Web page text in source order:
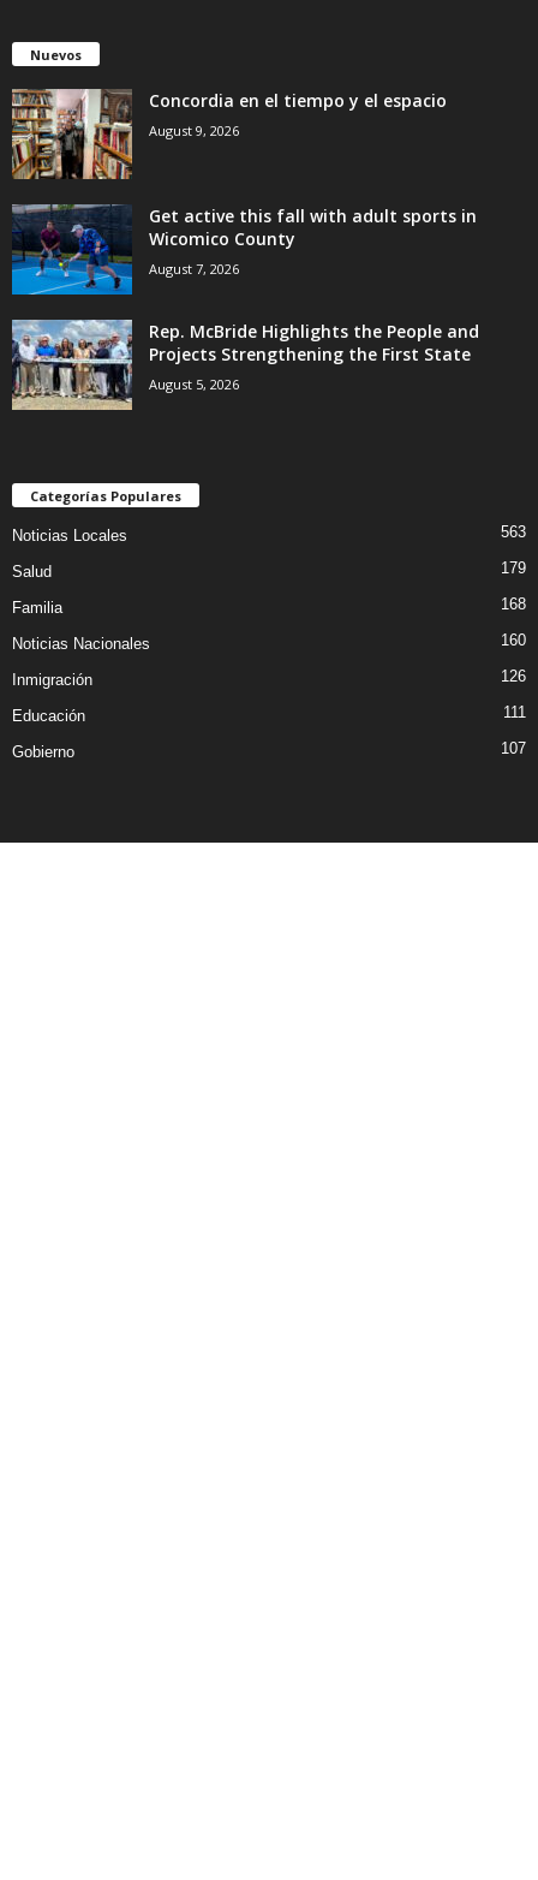
Nuevos
Concordia en el tiempo y el espacio
August 9, 2026
Get active this fall with adult sports in
Wicomico County
August 7, 2026
Rep. McBride Highlights the People and
Projects Strengthening the First State
August 5, 2026
Categorías Populares
Noticias Locales 563
Salud 179
Familia 168
Noticias Nacionales 160
Inmigración 126
Educación 111
Gobierno 107